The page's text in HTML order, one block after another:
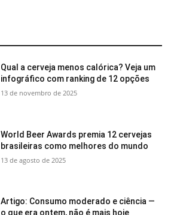
Qual a cerveja menos calórica? Veja um
infográfico com ranking de 12 opções
13 de novembro de 2025
World Beer Awards premia 12 cervejas
brasileiras como melhores do mundo
13 de agosto de 2025
Artigo: Consumo moderado e ciência —
o que era ontem, não é mais hoje